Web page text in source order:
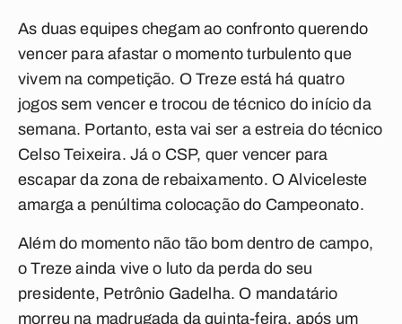
As duas equipes chegam ao confronto querendo
vencer para afastar o momento turbulento que
vivem na competição. O Treze está há quatro
jogos sem vencer e trocou de técnico do início da
semana. Portanto, esta vai ser a estreia do técnico
Celso Teixeira. Já o CSP, quer vencer para
escapar da zona de rebaixamento. O Alviceleste
amarga a penúltima colocação do Campeonato.
Além do momento não tão bom dentro de campo,
o Treze ainda vive o luto da perda do seu
presidente, Petrônio Gadelha. O mandatário
morreu na madrugada da quinta-feira, após um